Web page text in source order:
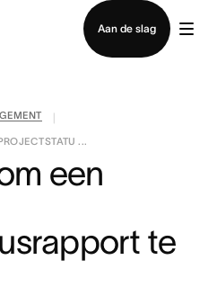
Aan de slag
met verkoop
...
een
te